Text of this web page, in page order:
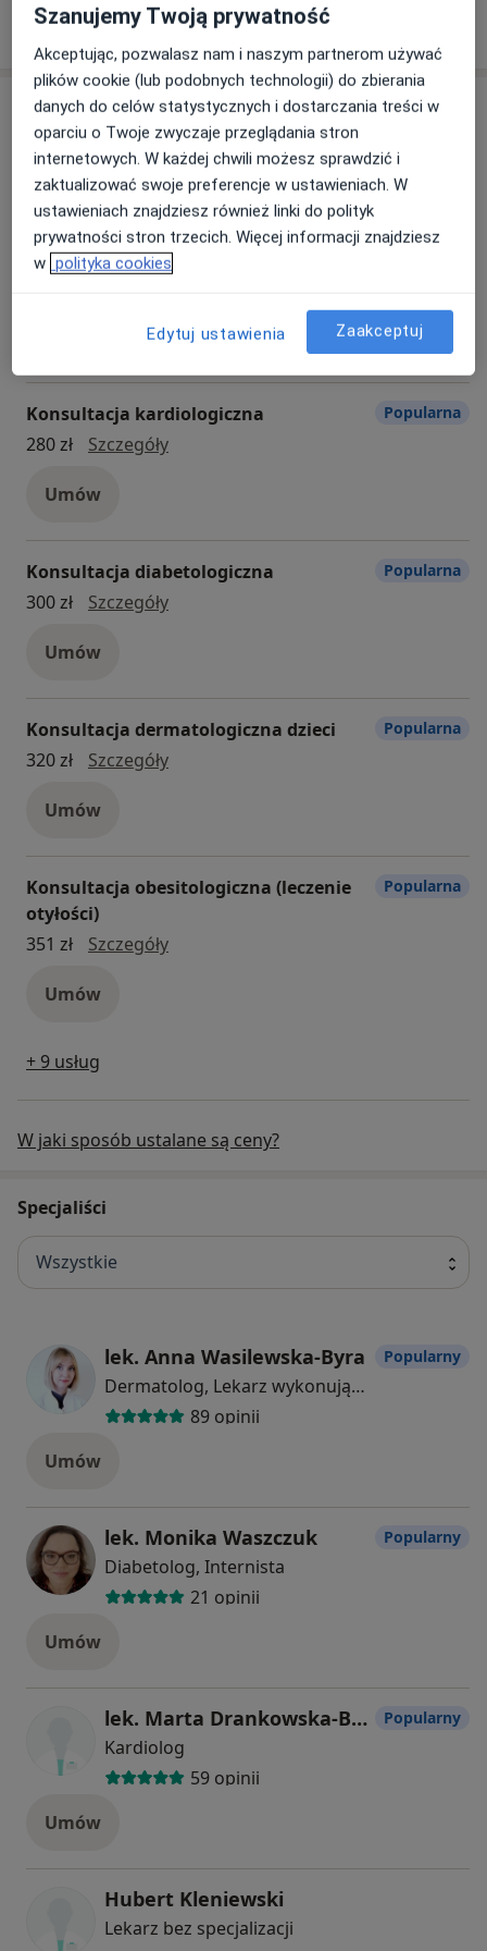
Zobacz więcej
Usługi
Wszystkie
Konsultacja dermatologiczna
Konsultacja kardiologiczna
280 zł
Szczegółykonsultacja kardiologiczna
Umów
Popularna
Konsultacja diabetologiczna
300 zł
Szczegółykonsultacja diabetologiczna
Umów
Popularna
Konsultacja dermatologiczna dzieci
320 zł
SzczegółyKonsultacja dermatologiczna dzieci
Umów
Popularna
Konsultacja obesitologiczna (leczenie
otyłości)
351 zł
SzczegółyKonsultacja obesitologiczna (leczenie
Umów
Popularna
+ 9 usług
W jaki sposób ustalane są ceny?
Specjaliści
Wszystkie
lek. Anna Wasilewska-Byra
Dermatolog, Lekarz wykonujący zabiegi medycyny estetycznej, Wenerolog
89 opinii
Popularny
Umów
lek. Monika Waszczuk
Diabetolog, Internista
21 opinii
Popularny
Umów
lek. Marta Drankowska-Bendorf
Kardiolog
59 opinii
Popularny
Umów
Hubert Kleniewski
Lekarz bez specjalizacji
Szanujemy Twoją prywatność
Akceptując, pozwalasz nam i naszym partnerom używać
plików cookie (lub podobnych technologii) do zbierania
danych do celów statystycznych i dostarczania treści w
oparciu o Twoje zwyczaje przeglądania stron
internetowych. W każdej chwili możesz sprawdzić i
zaktualizować swoje preferencje w ustawieniach. W
ustawieniach znajdziesz również linki do polityk
prywatności stron trzecich. Więcej informacji znajdziesz
w polityka cookies
Edytuj ustawienia Zaakceptuj